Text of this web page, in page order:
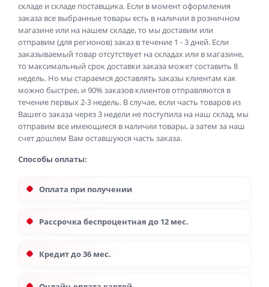
складе и складе поставщика. Если в момент оформления
заказа все выбранные товары есть в наличии в розничном
магазине или на нашем складе, то мы доставим или
отправим (для регионов) заказ в течение 1 - 3 дней. Если
заказываемый товар отсутствует на складах или в магазине,
то максимальный срок доставки заказа может составить 8
недель. Но мы стараемся доставлять заказы клиентам как
можно быстрее, и 90% заказов клиентов отправляются в
течение первых 2-3 недель. В случае, если часть товаров из
Вашего заказа через 3 недели не поступила на наш склад, мы
отправим все имеющиеся в наличии товары, а затем за наш
счет дошлем Вам оставшуюся часть заказа.
Способы оплаты:
Оплата при получении
Рассрочка беспроцентная до 12 мес.
Кредит до 36 мес.